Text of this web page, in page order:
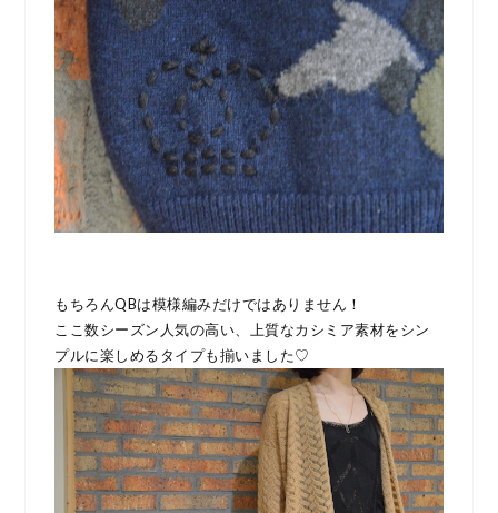
もちろんQBは模様編みだけではありません！
ここ数シーズン人気の高い、上質なカシミア素材をシン
プルに楽しめるタイプも揃いました♡